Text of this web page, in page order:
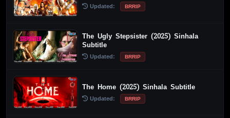
Updated: BRRIP
The Ugly Stepsister (2025) Sinhala
Subtitle
Updated: BRRIP
The Home (2025) Sinhala Subtitle
Updated: BRRIP